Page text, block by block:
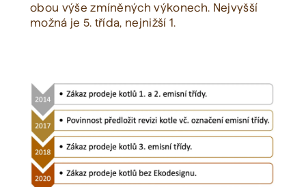
obou výše zmíněných výkonech. Nejvyšší
možná je 5. třída, nejnižší 1.